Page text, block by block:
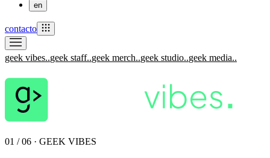
en
contacto
geek vibes..geek staff..geek merch..geek studio..geek media..
01 / 06 · GEEK VIBES